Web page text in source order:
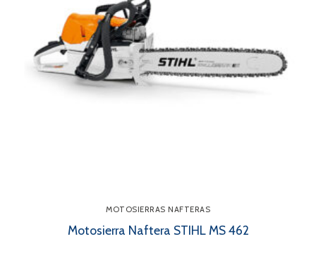
MOTOSIERRAS NAFTERAS
Motosierra Naftera STIHL MS 462